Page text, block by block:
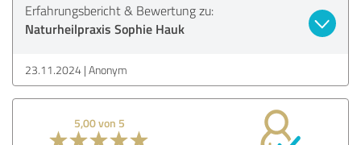
Erfahrungsbericht & Bewertung zu:
Naturheilpraxis Sophie Hauk
23.11.2024 Anonym
5,00 von 5